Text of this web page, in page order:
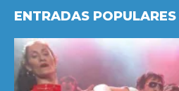
ENTRADAS POPULARES